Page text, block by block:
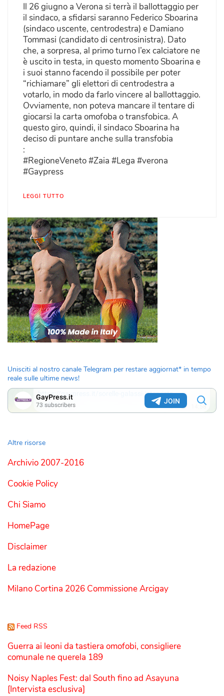
Il 26 giugno a Verona si terrà il ballottaggio per
il sindaco, a sfidarsi saranno Federico Sboarina
(sindaco uscente, centrodestra) e Damiano
Tommasi (candidato di centrosinistra). Dato
che, a sorpresa, al primo turno l’ex calciatore ne
è uscito in testa, in questo momento Sboarina e
i suoi stanno facendo il possibile per poter
“richiamare” gli elettori di centrodestra a
votarlo, in modo da farlo vincere al ballottaggio.
Ovviamente, non poteva mancare il tentare di
giocarsi la carta omofoba o transfobica. A
questo giro, quindi, il sindaco Sboarina ha
deciso di puntare anche sulla transfobia
:
#RegioneVeneto #Zaia #Lega #verona
#Gaypress
LEGGI TUTTO
Unisciti al nostro canale Telegram per restare aggiornat* in tempo
reale sulle ultime news!
Altre risorse
Archivio 2007-2016
Cookie Policy
Chi Siamo
HomePage
Disclaimer
La redazione
Milano Cortina 2026 Commissione Arcigay
Feed RSS
Guerra ai leoni da tastiera omofobi, consigliere
comunale ne querela 189
Noisy Naples Fest: dal South fino ad Asayuna
[Intervista esclusiva]